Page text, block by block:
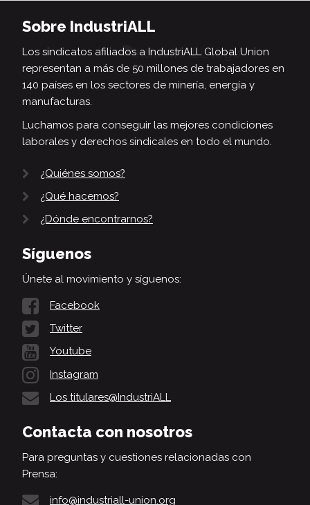
Sobre IndustriALL
Los sindicatos afiliados a IndustriALL Global Union
representan a más de 50 millones de trabajadores en
140 países en los sectores de minería, energía y
manufacturas.
Luchamos para conseguir las mejores condiciones
laborales y derechos sindicales en todo el mundo.
¿Quiénes somos?
¿Qué hacemos?
¿Dónde encontrarnos?
Síguenos
Únete al movimiento y síguenos:
Facebook
Twitter
Youtube
Instagram
Los titulares@IndustriALL
Contacta con nosotros
Para preguntas y cuestiones relacionadas con
Prensa:
info@industriall-union.org